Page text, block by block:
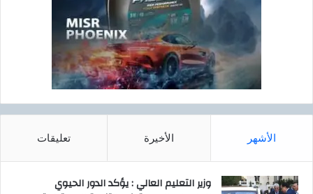
الأشهر الأخيرة تعليقات
وزير التعليم العالي : يؤكد الدور الحيوي